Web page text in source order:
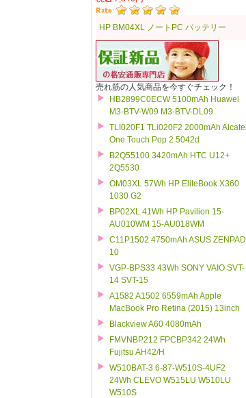
HP BM04XL ノートPC バッテリー
売れ筋の人気商品を今すぐチェック！
HB2899C0ECW 5100mAh Huawei
M3-BTV-W09 M3-BTV-DL09
TLI020F1 TLi020F2 2000mAh Alcatel
One Touch Pop 2 5042d
B2Q55100 3420mAh HTC U12+
2Q5530
OM03XL 57Wh HP EliteBook X360
1030 G2
BP02XL 41Wh HP Pavilion 15-
AU010WM 15-AU018WM
C11P1502 4750mAh ASUS ZENPAD
10
VGP-BPS33 43Wh SONY VAIO SVT-
14 SVT-15
A1582 A1502 6559mAh Apple
MacBook Pro Retina (2015) 13inch
Blackview A60 4080mAh
FMVNBP212 FPCBP342 24Wh
Fujitsu AH42/H
W510BAT-3 6-87-W510S-4UF2
24Wh CLEVO W515LU W510LU
W510S